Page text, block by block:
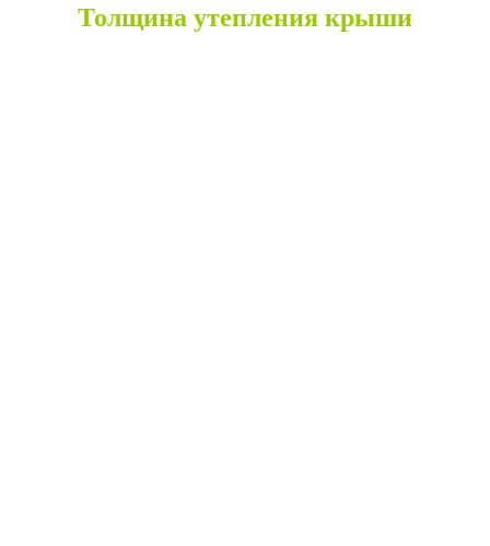
Толщина утепления крыши